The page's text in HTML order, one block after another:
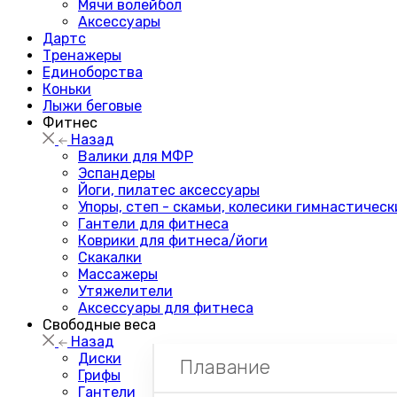
Мячи волейбол
Аксессуары
Дартс
Тренажеры
Единоборства
Коньки
Лыжи беговые
Фитнес
Назад
Валики для МФР
Эспандеры
Йоги, пилатес аксессуары
Упоры, степ - скамьи, колесики
Гантели для фитнеса
Коврики для фитнеса/йоги
Скакалки
Массажеры
Утяжелители
Аксессуары для фитнеса
Свободные веса
Назад
Диски
Грифы
Гантели
Плавание